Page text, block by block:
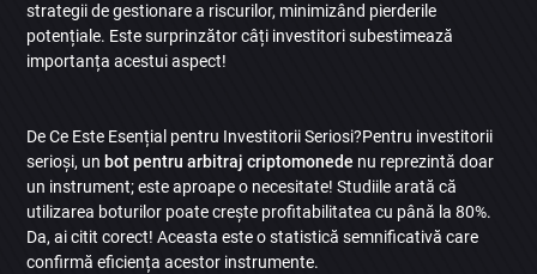
strategii de gestionare a riscurilor, minimizând pierderile
potențiale. Este surprinzător câți investitori subestimează
importanța acestui aspect!
De Ce Este Esențial pentru Investitorii Seriosi?Pentru investitorii
serioși, un bot pentru arbitraj criptomonede nu reprezintă doar
un instrument; este aproape o necesitate! Studiile arată că
utilizarea boturilor poate crește profitabilitatea cu până la 80%.
Da, ai citit corect! Aceasta este o statistică semnificativă care
confirmă eficiența acestor instrumente.